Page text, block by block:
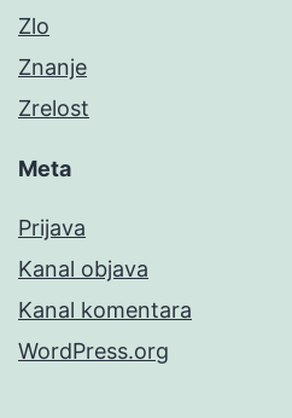
Zlo
Znanje
Zrelost
Meta
Prijava
Kanal objava
Kanal komentara
WordPress.org